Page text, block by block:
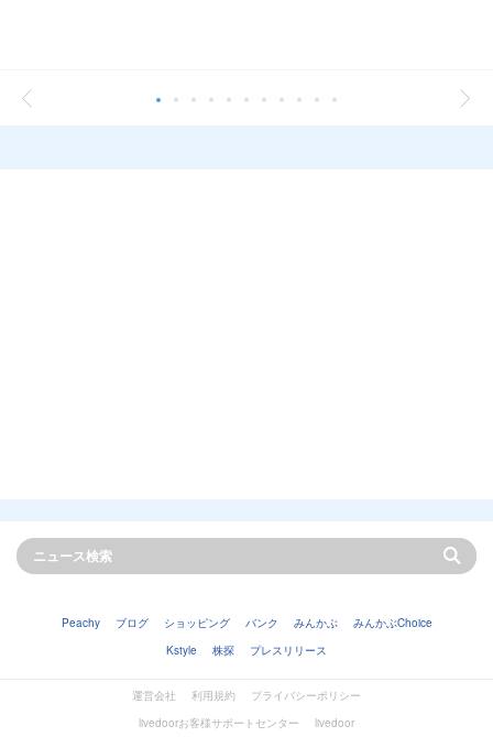
Peachy ブログ ショッピング バンク みんかぶ
みんかぶChoice
Kstyle
株探 プレスリリース
運営会社 利用規約
プライバシーポリシー
livedoorお客様サポートセンター
livedoor